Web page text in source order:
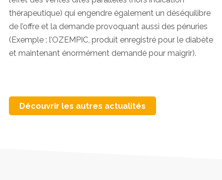
thérapeutique) qui engendre également un déséquilibre
de l’offre et la demande provoquant aussi des pénuries
(Exemple : l’OZEMPIC, produit enregistré pour le diabète
et maintenant énormément demandé pour maigrir).
Découvrir les autres actualités